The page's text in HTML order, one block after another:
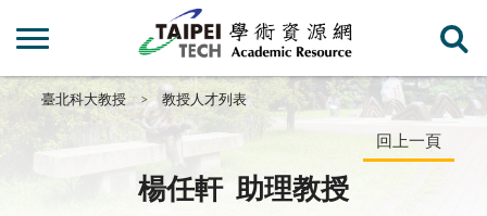
臺北科大教授 教授人才列表
回上一頁
楊任軒 助理教授